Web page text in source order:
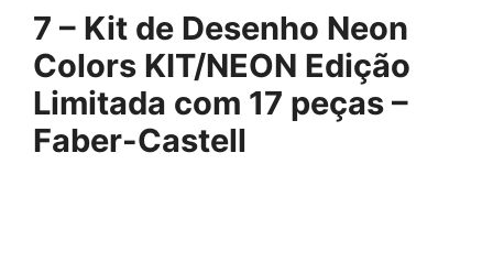
7 – Kit de Desenho Neon
Colors KIT/NEON Edição
Limitada com 17 peças –
Faber-Castell